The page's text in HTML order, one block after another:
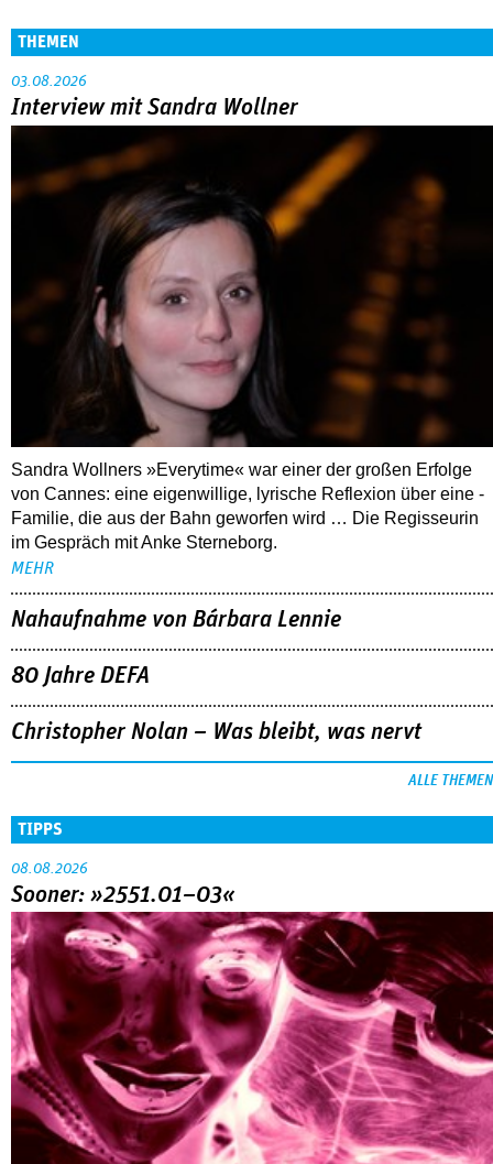
THEMEN
03.08.2026
Interview mit Sandra Wollner
Sandra Wollners »Everytime« war einer der großen Erfolge
von Cannes: eine eigenwillige, lyrische Reflexion über eine ­
Familie, die aus der Bahn geworfen wird … Die Regisseurin
im Gespräch mit Anke Sterneborg.
MEHR
Nahaufnahme von Bárbara Lennie
80 Jahre DEFA
Christopher Nolan – Was bleibt, was nervt
ALLE THEMEN
TIPPS
08.08.2026
Sooner: »2551.01–03«